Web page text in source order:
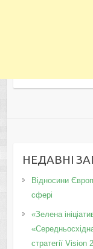
НЕДАВНІ
Відносини
сфері
«Зелена
«Середньосхідна
стратегії Vision